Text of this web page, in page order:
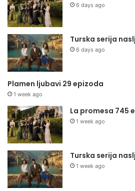
6 days ago
Turska serija
6 days ago
Plamen ljubavi 29 epizoda
1 week ago
La promesa 745
1 week ago
Turska serija
1 week ago